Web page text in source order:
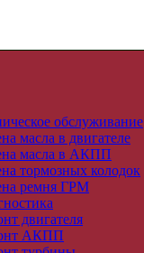
обслуживание
масла в двигателе
масла в АКПП
тормозных колодок
ремня ГРМ
двигателя
АКПП